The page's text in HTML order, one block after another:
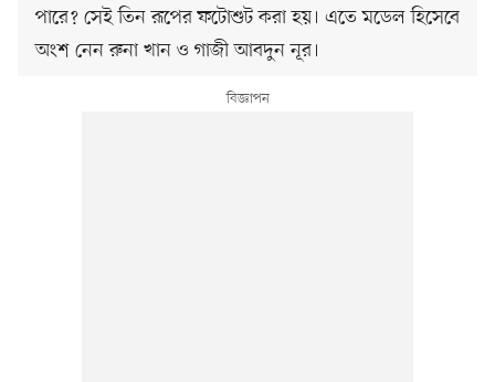
পারে? সেই তিন রূপের ফটোশুট করা হয়। এতে মডেল হিসেবে
অংশ নেন রুনা খান ও গাজী আবদুন নূর।